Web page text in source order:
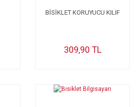
BİSİKLET KORUYUCU KILIF
309,90 TL